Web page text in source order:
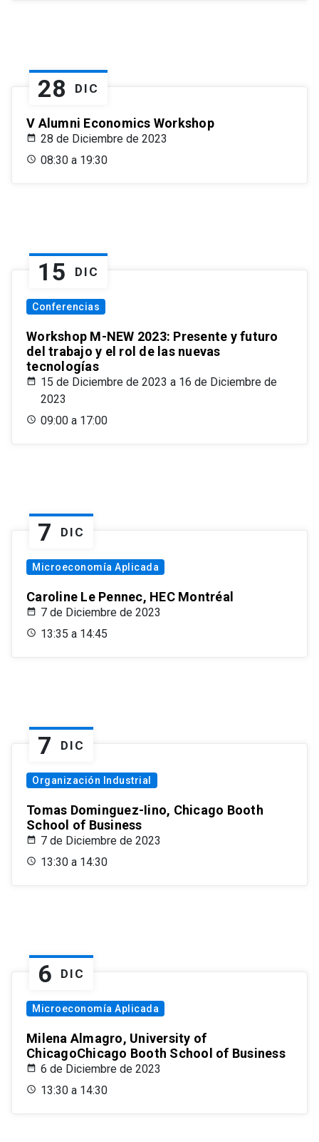
28 DIC
V Alumni Economics Workshop
28 de Diciembre de 2023
08:30 a 19:30
15 DIC
Conferencias
Workshop M-NEW 2023: Presente y futuro
del trabajo y el rol de las nuevas
tecnologías
15 de Diciembre de 2023 a 16 de Diciembre de
2023
09:00 a 17:00
7 DIC
Microeconomía Aplicada
Caroline Le Pennec, HEC Montréal
7 de Diciembre de 2023
13:35 a 14:45
7 DIC
Organización Industrial
Tomas Dominguez-Iino, Chicago Booth
School of Business
7 de Diciembre de 2023
13:30 a 14:30
6 DIC
Microeconomía Aplicada
Milena Almagro, University of
ChicagoChicago Booth School of Business
6 de Diciembre de 2023
13:30 a 14:30